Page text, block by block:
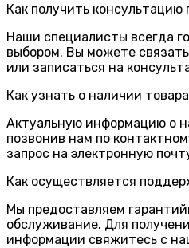
Как получить консультацию
Наши специалисты всегда
выбором. Вы можете
или записаться на
Как узнать о наличии
Актуальную информацию о
позвонив нам по
запрос на электронную
Как осуществляется
Мы предоставляем
обслуживание. Для
информации свяжитесь с